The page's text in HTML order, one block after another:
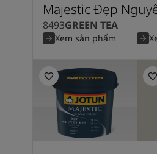
Majestic Đẹp
8493GREEN TEA
Xem sản phẩm